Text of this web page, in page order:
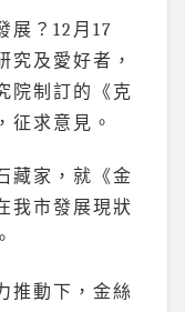
展？12月17
究及愛好者，
院制訂的《克
征求意見。
藏家，就《金
我市發展現狀
推動下，金絲